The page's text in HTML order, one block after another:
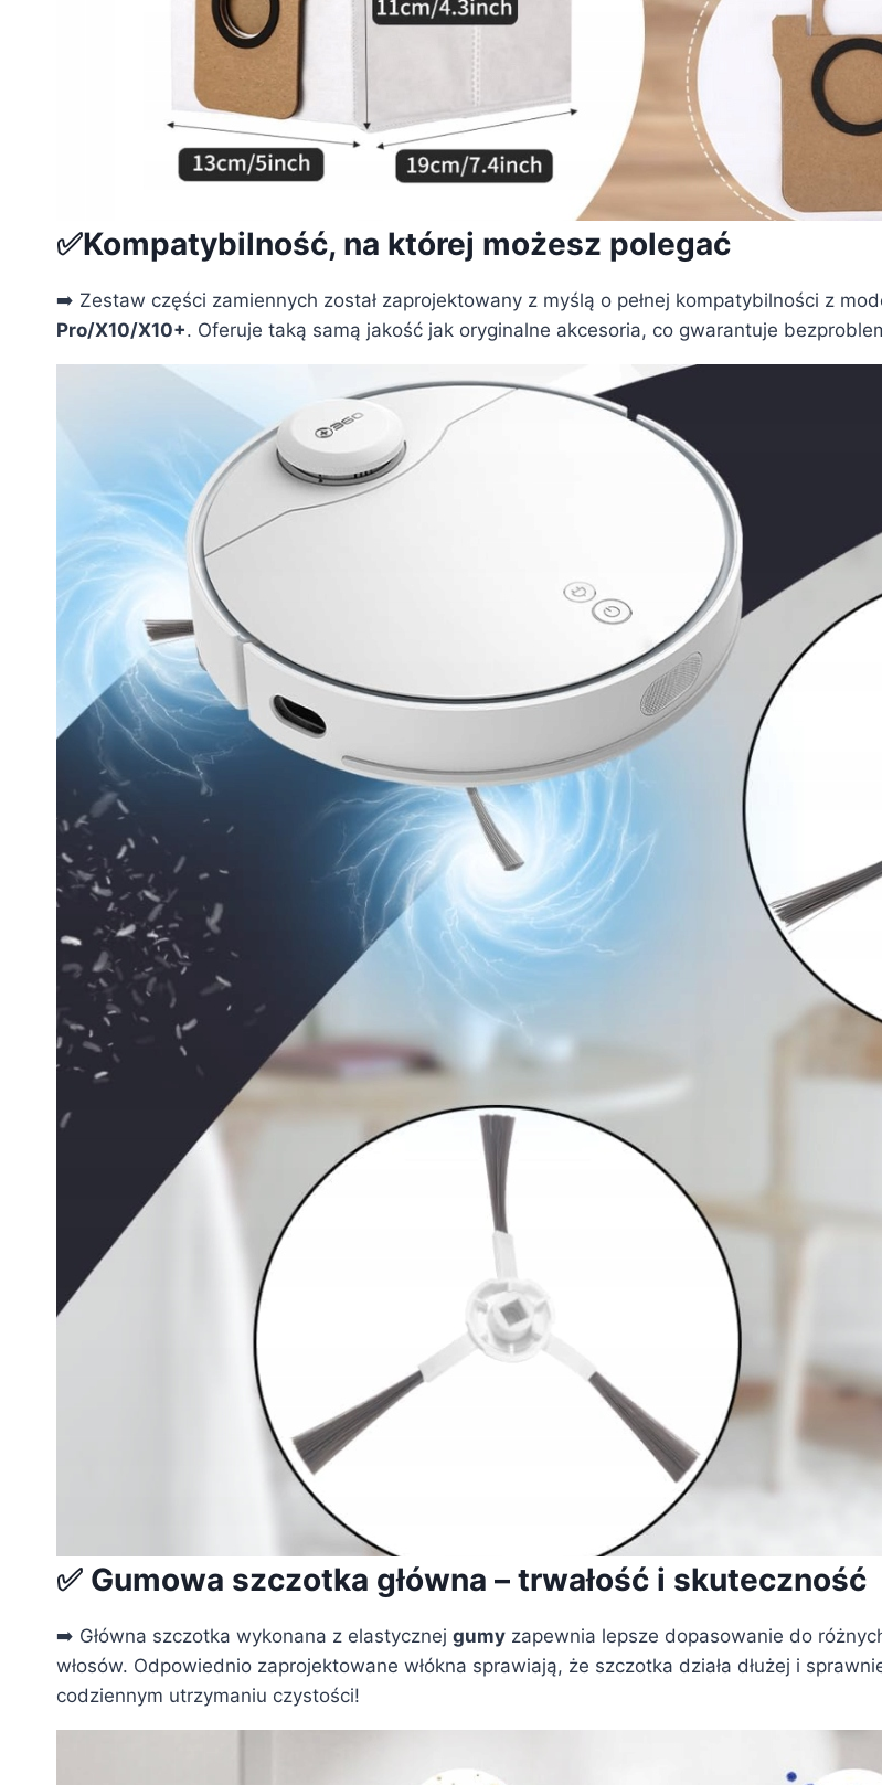
✅Kompatybilność, na której możesz polegać
➡️ Zestaw części zamiennych został zaprojektowany z myślą o pełnej kompatybilności z
Pro/X10/X10+. Oferuje taką samą jakość jak oryginalne akcesoria, co gwarantuje
✅ Gumowa szczotka główna – trwałość i skuteczność
➡️ Główna szczotka wykonana z elastycznej gumy zapewnia lepsze dopasowanie do
włosów. Odpowiednio zaprojektowane włókna sprawiają, że szczotka działa dłużej i
codziennym utrzymaniu czystości!